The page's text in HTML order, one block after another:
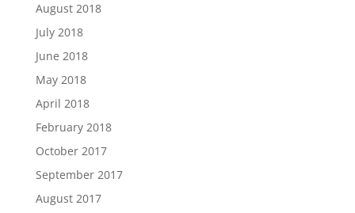
August 2018
July 2018
June 2018
May 2018
April 2018
February 2018
October 2017
September 2017
August 2017